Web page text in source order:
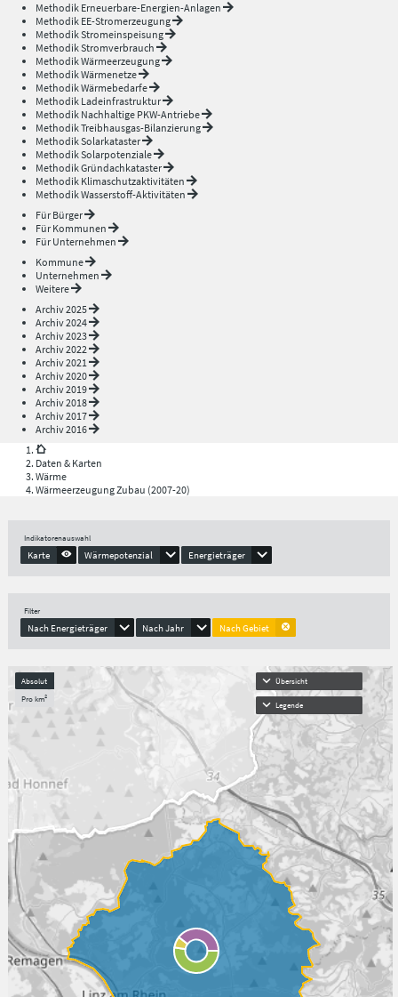
Methodik Erneuerbare-Energien-Anlagen
Methodik EE-Stromerzeugung
Methodik Stromeinspeisung
Methodik Stromverbrauch
Methodik Wärmeerzeugung
Methodik Wärmenetze
Methodik Wärmebedarfe
Methodik Ladeinfrastruktur
Methodik Nachhaltige PKW-Antriebe
Methodik Treibhausgas-Bilanzierung
Methodik Solarkataster
Methodik Solarpotenziale
Methodik Gründachkataster
Methodik Klimaschutzaktivitäten
Methodik Wasserstoff-Aktivitäten
Für Bürger
Für Kommunen
Für Unternehmen
Kommune
Unternehmen
Weitere
Archiv 2025
Archiv 2024
Archiv 2023
Archiv 2022
Archiv 2021
Archiv 2020
Archiv 2019
Archiv 2018
Archiv 2017
Archiv 2016
Daten & Karten
Wärme
Wärmeerzeugung Zubau (2007-20)
Indikatorenauswahl
Karte Wärmepotenzial Energieträger
Filter
Nach Energieträger Nach Jahr Nach Gebiet
Absolut
Pro km²
Übersicht
Legende